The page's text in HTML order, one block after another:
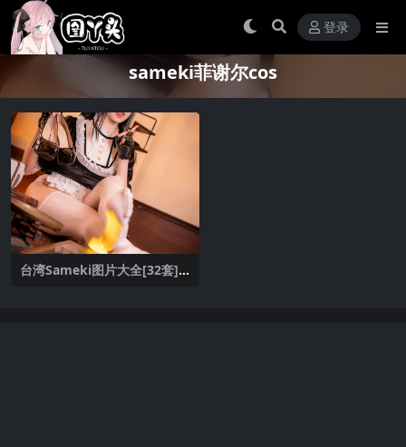
登录
sameki菲谢尔cos
台湾Sameki图片大全[32套]